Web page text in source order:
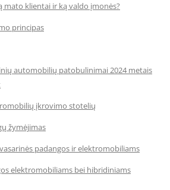
mato klientai ir ką valdo įmonės?
principas
automobilių patobulinimai 2024 metais
įkrovimo stotelių
žymėjimas
padangos ir elektromobiliams
elektromobiliams bei hibridiniams